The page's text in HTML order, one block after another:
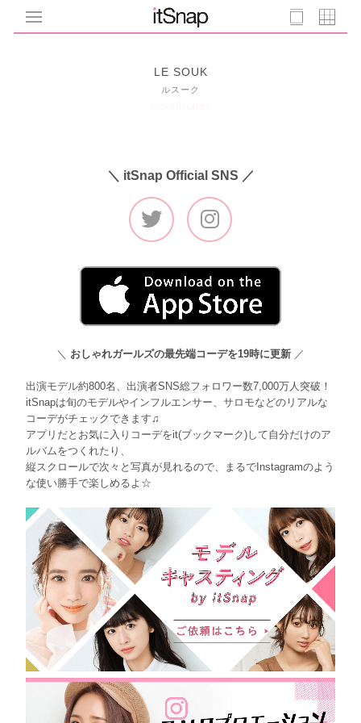
LE SOUK
ルスーク
Coodinates
＼ itSnap Official SNS ／
＼ おしゃれガールズの最先端コーデを19時に更新 ／
出演モデル約800名、出演者SNS総フォロワー数7,000万人突破！
itSnapは旬のモデルやインフルエンサー、サロモなどのリアルな
コーデがチェックできます♫
アプリだとお気に入りコーデをit(ブックマーク)して自分だけのア
ルバムをつくれたり、
縦スクロールで次々と写真が見れるので、まるでInstagramのよう
な使い勝手で楽しめるよ☆